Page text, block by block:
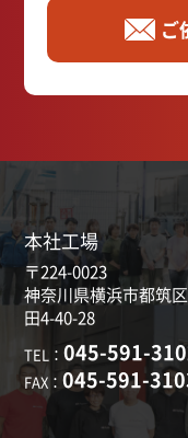
ご
本社工場
〒224-0023
神奈川県横浜市都筑
田4-40-28
TEL：045-591-
FAX：045-591-